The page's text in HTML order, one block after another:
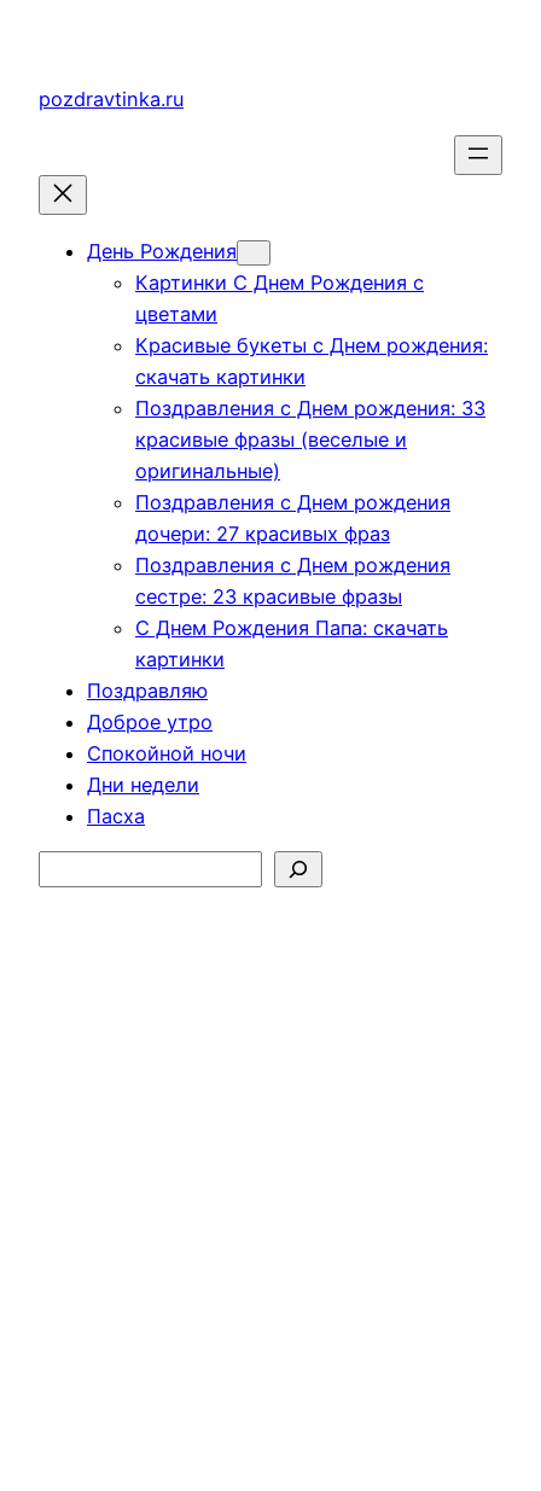
содержимому
pozdravtinka.ru
День Рождения
Картинки С Днем Рождения с
цветами
Красивые букеты с Днем рождения:
скачать картинки
Поздравления с Днем рождения: 33
красивые фразы (веселые и
оригинальные)
Поздравления с Днем рождения
дочери: 27 красивых фраз
Поздравления с Днем рождения
сестре: 23 красивые фразы
С Днем Рождения Папа: скачать
картинки
Поздравляю
Доброе утро
Спокойной ночи
Дни недели
Пасха